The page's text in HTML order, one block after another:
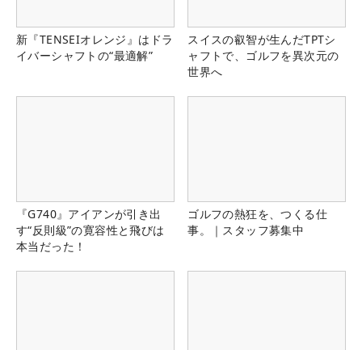
新『TENSEIオレンジ』はドラ
イバーシャフトの“最適解”
スイスの叡智が生んだTPTシ
ャフトで、ゴルフを異次元の
世界へ
『G740』アイアンが引き出
す“反則級”の寛容性と飛びは
本当だった！
ゴルフの熱狂を、つくる仕
事。｜スタッフ募集中